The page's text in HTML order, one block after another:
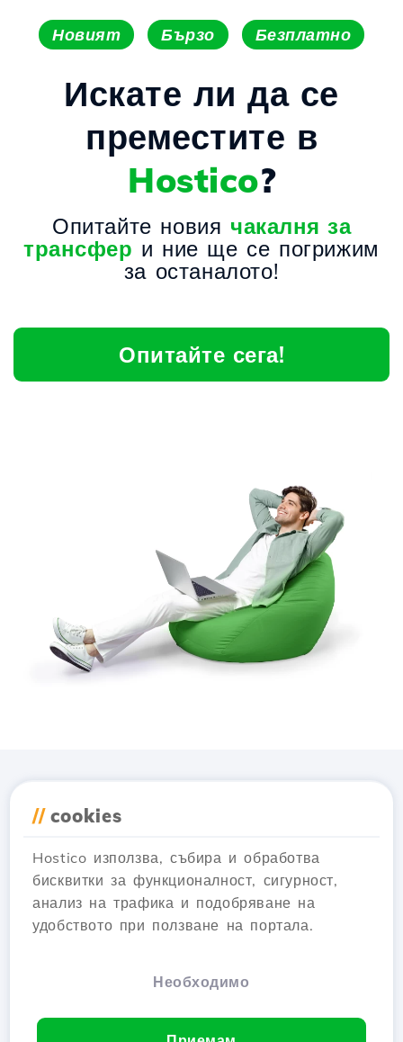
Новият Бързо Безплатно
Искате ли да се
преместите в
Hostico?
Опитайте новия чакалня за
трансфер и ние ще се погрижим
за останалото!
Опитайте сега!
// cookies
Hostico използва, събира и обработва
бисквитки за функционалност, сигурност,
анализ на трафика и подобряване на
удобството при ползване на портала.
Необходимо